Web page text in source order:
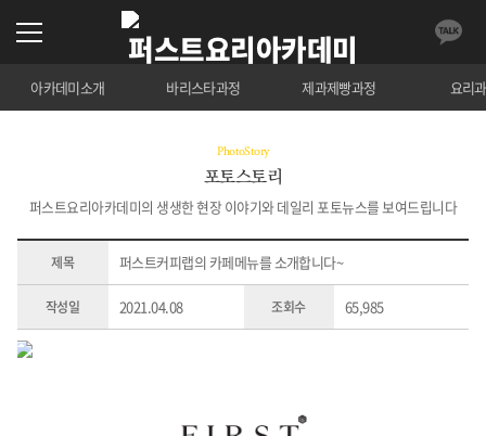
아카데미소개 바리스타과정 제과제빵과정 요리
PhotoStory
포토스토리
퍼스트요리아카데미의 생생한 현장 이야기와 데일리 포토뉴스를 보여드립니다
제목 퍼스트커피랩의 카페메뉴를 소개합니다~
작성일 2021.04.08 조회수 65,985